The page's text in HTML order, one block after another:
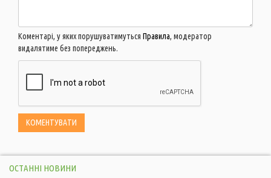
Коментарі, у яких порушуватимуться Правила, модератор
видалятиме без попереджень.
ОСТАННІ НОВИНИ